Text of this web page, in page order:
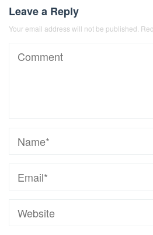
Leave a Reply
Your email address will not be published.